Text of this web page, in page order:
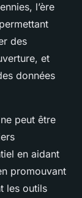
l’ère
des
et
données
peut être
en aidant
promouvant
les outils